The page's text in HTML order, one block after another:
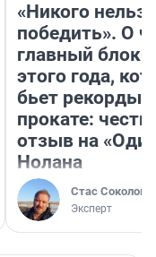
«Никого нельзя
победить». О
главный
этого года,
бьет рекорды в
прокате:
отзыв на
Нолана
Стас Соколов
Эксперт